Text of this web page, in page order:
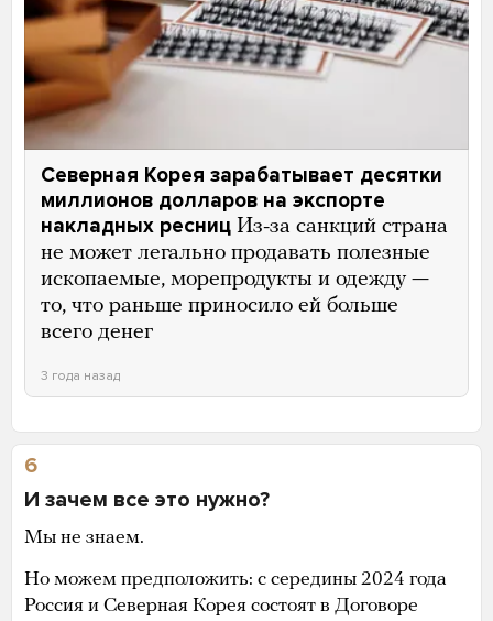
Северная Корея зарабатывает десятки
миллионов долларов на экспорте
накладных ресниц Из-за санкций страна
не может легально продавать полезные
ископаемые, морепродукты и одежду —
то, что раньше приносило ей больше
всего денег
3 года назад
6
И зачем все это нужно?
Мы не знаем.
Но можем предположить: с середины 2024 года
Россия и Северная Корея состоят в Договоре